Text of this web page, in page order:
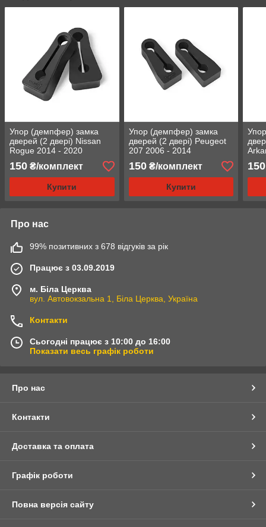
Упор (демпфер) замка
дверей (2 двері) Nissan
Rogue 2014 - 2020
150 ₴/комплект
Купити
Упор (демпфер) замка
дверей (2 двері) Peugeot
207 2006 - 2014
150₴/комплект
Купити
150
Про нас
99% позитивних з 678 відгуків за рік
Працює з 03.09.2019
м. Біла Церква
вул. Автовокзальна 1, Біла Церква, Україна
Контакти
Сьогодні працює з 10:00 до 16:00
Показати весь графік роботи
Про нас
Контакти
Доставка та оплата
Графік роботи
Повна версія сайту